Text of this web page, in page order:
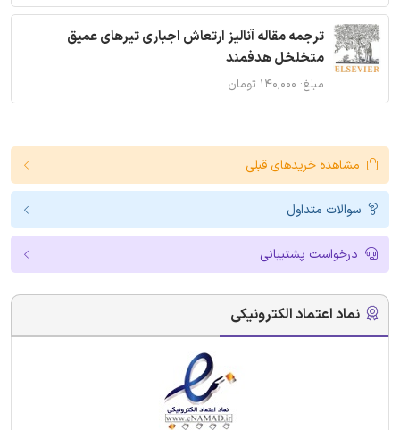
ترجمه مقاله آنالیز ارتعاش اجباری تیرهای عمیق
متخلخل هدفمند
مبلغ: ۱۴۰,۰۰۰ تومان
مشاهده خریدهای قبلی
سوالات متداول
درخواست پشتیبانی
نماد اعتماد الکترونیکی